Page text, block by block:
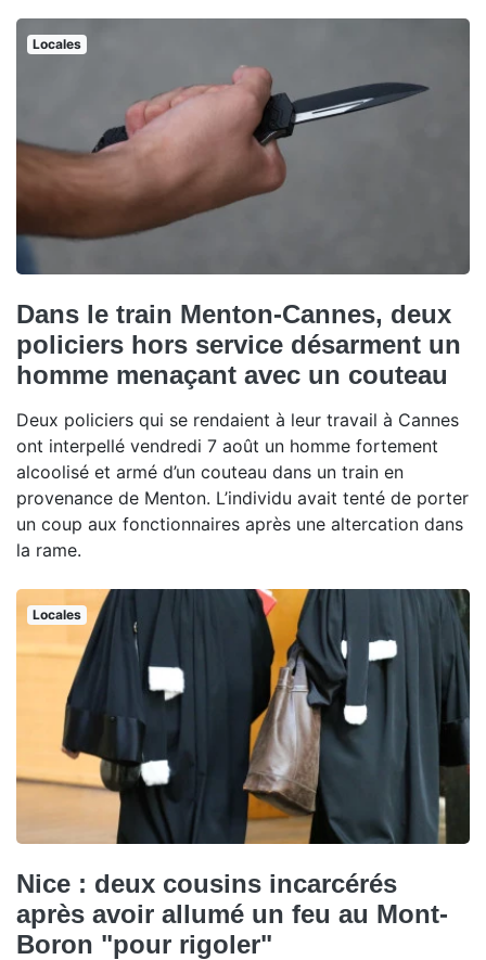
Locales
Dans le train Menton-Cannes, deux
policiers hors service désarment un
homme menaçant avec un couteau
Deux policiers qui se rendaient à leur travail à Cannes
ont interpellé vendredi 7 août un homme fortement
alcoolisé et armé d’un couteau dans un train en
provenance de Menton. L’individu avait tenté de porter
un coup aux fonctionnaires après une altercation dans
la rame.
Locales
Nice : deux cousins incarcérés
après avoir allumé un feu au Mont-
Boron "pour rigoler"